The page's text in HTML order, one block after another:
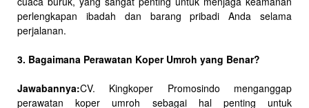
perlengkapan ibadah dan barang pribadi Anda selama
perjalanan.
3. Bagaimana Perawatan Koper Umroh yang Benar?
Jawabannya:CV. Kingkoper Promosindo menganggap
perawatan koper umroh sebagai hal penting untuk